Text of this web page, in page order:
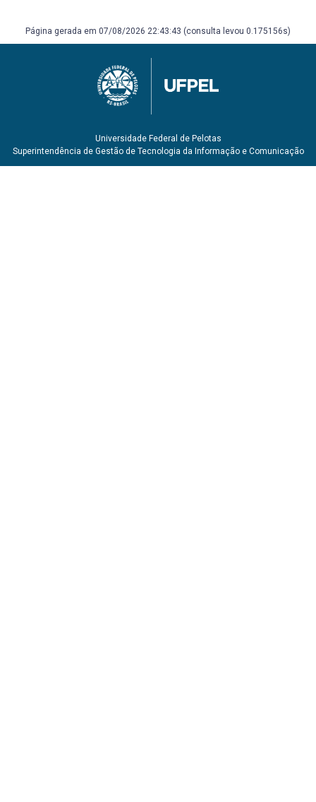
Página gerada em 07/08/2026 22:43:43 (consulta levou 0.175156s)
Universidade Federal de Pelotas
Superintendência de Gestão de Tecnologia da Informação e Comunicação